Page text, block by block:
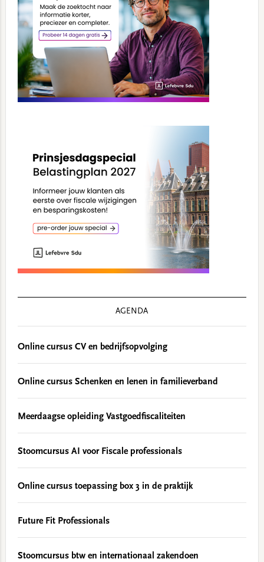
AGENDA
Online cursus CV en bedrijfsopvolging
Online cursus Schenken en lenen in familieverband
Meerdaagse opleiding Vastgoedfiscaliteiten
Stoomcursus AI voor Fiscale professionals
Online cursus toepassing box 3 in de praktijk
Future Fit Professionals
Stoomcursus btw en internationaal zakendoen